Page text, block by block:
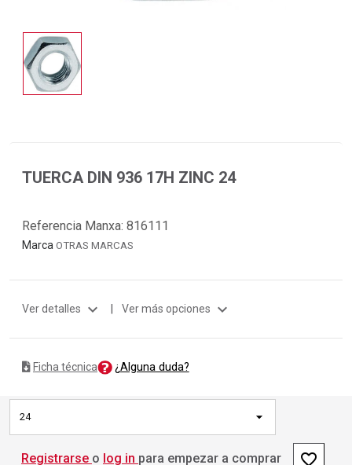
TUERCA DIN 936 17H ZINC 24
Referencia Manxa: 816111
Marca OTRAS MARCAS
Ver detalles expand_more | Ver más opciones expand_more
Ficha técnica ¿Alguna duda?
24
Registrarse o log in para empezar a comprar favorite_border